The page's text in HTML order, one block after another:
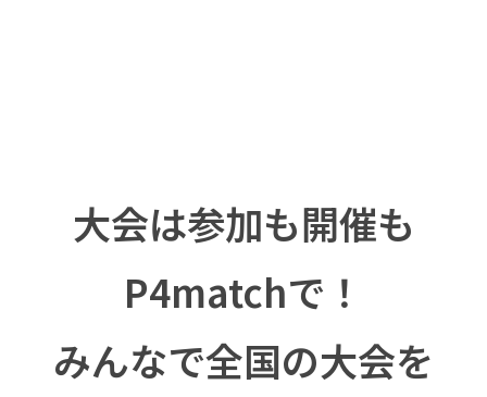
大会は参加も開催も
P4matchで！
みんなで全国の大会を